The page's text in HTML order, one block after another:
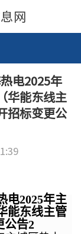
网
电2025年
华能东线主
招标变更公
电2025年主
能东线主管
公告2